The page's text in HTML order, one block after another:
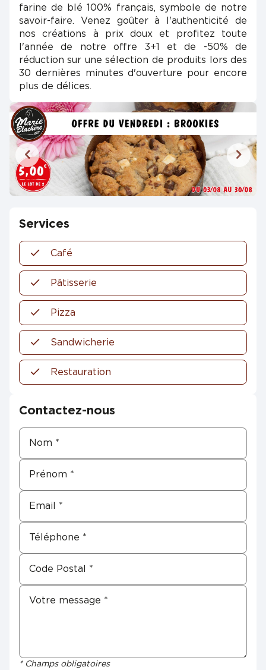
farine de blé 100% français, symbole de notre
savoir-faire. Venez goûter à l'authenticité de
nos créations à prix doux et profitez toute
l'année de notre offre 3+1 et de -50% de
réduction sur une sélection de produits lors des
30 dernières minutes d'ouverture pour encore
plus de délices.
Services
Café
Pâtisserie
Pizza
Sandwicherie
Restauration
Contactez-nous
* Champs obligatoires